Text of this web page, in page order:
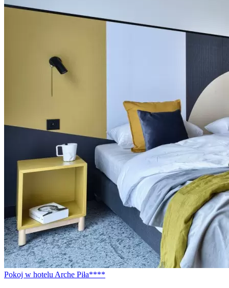
Pokoj w hotelu Arche Piła****